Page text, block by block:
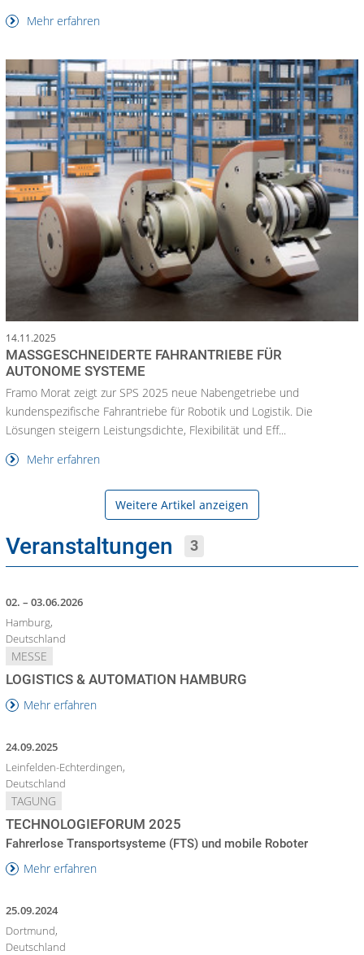
Mehr erfahren
14.11.2025
MASSGESCHNEIDERTE FAHRANTRIEBE FÜR A
UTONOME SYSTEME
Framo Morat zeigt zur SPS 2025 neue Nabengetriebe und
kundenspezifische Fahrantriebe für Robotik und Logistik. Die
Lösungen steigern Leistungsdichte, Flexibilität und Eff...
Mehr erfahren
Weitere Artikel anzeigen
Veranstaltungen 3
02. – 03.06.2026
Hamburg,
Deutschland
MESSE
LOGISTICS & AUTOMATION HAMBURG
Mehr erfahren
24.09.2025
Leinfelden-Echterdingen,
Deutschland
TAGUNG
TECHNOLOGIEFORUM 2025
Fahrerlose Transportsysteme (FTS) und mobile Roboter
Mehr erfahren
25.09.2024
Dortmund,
Deutschland